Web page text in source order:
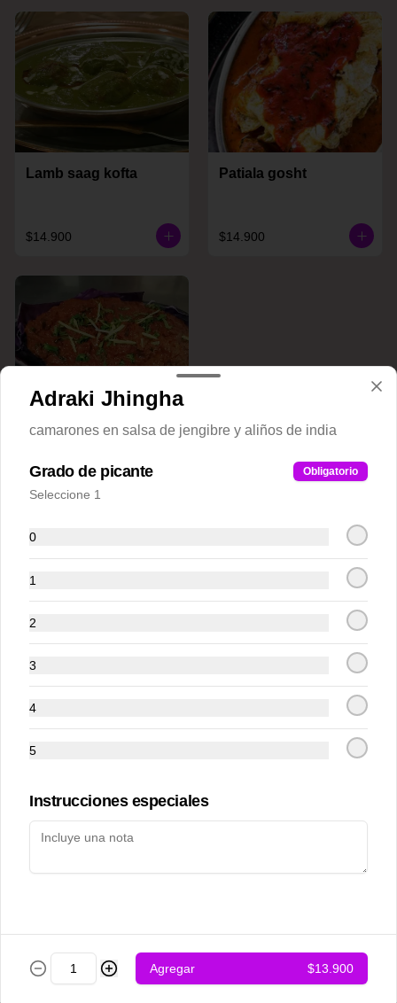
Lamb saag kofta
$14.900
Patiala gosht
$14.900
Raan E. Shaan
$20.900
Plato Fondos Pollos(Chicken)
Achari chicken
$12.500 $12.500
Adraki Jhingha
camarones en salsa de jengibre y aliños de india
Grado de picante Obligatorio
Seleccione 1
0
1
2
3
4
5
Instrucciones especiales
Agregar $13.900